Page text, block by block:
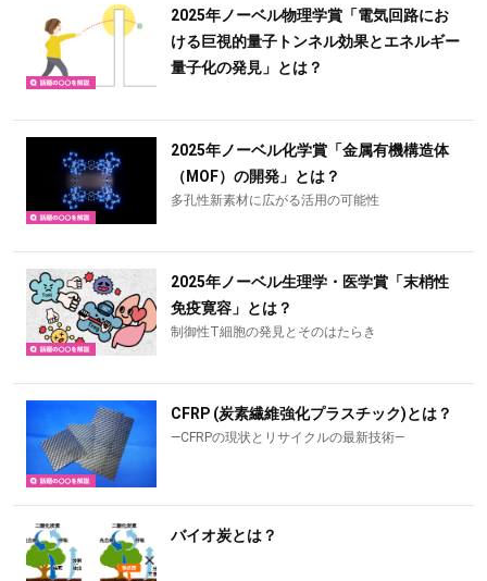
2025年ノーベル物理学賞「電気回路にお
ける巨視的量子トンネル効果とエネルギー
量子化の発見」とは？
2025年ノーベル化学賞「金属有機構造体
（MOF）の開発」とは？
多孔性新素材に広がる活用の可能性
2025年ノーベル生理学・医学賞「末梢性
免疫寛容」とは？
制御性T細胞の発見とそのはたらき
CFRP (炭素繊維強化プラスチック)とは？
―CFRPの現状とリサイクルの最新技術―
バイオ炭とは？